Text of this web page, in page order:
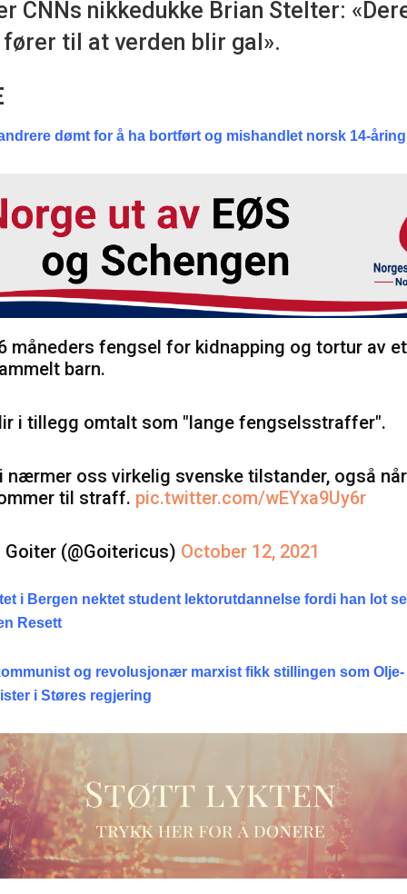
CNNs nikkedukke Brian Stelter:
fører til at verden blir gal».
dømt for å ha bortført og mishandlet norsk 14-åring
måneders fengsel for kidnapping og tortur av
barn.
i tillegg omtalt som "lange fengselsstraffer".
nærmer oss virkelig svenske tilstander, også
til straff. pic.twitter.com/wEYxa9Uy6r
(@Goitericus) October 12, 2021
i Bergen nektet student lektorutdannelse fordi han lot
Resett
og revolusjonær marxist fikk stillingen som Olje-
i Støres regjering